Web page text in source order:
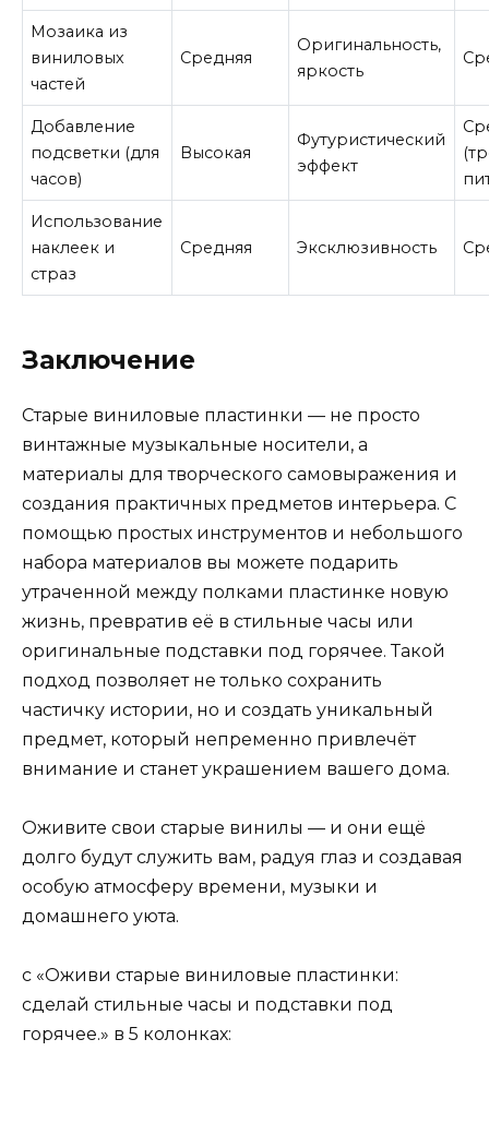
Мозаика из
виниловых
частей
Средняя
Оригинальность,
яркость
Добавление
подсветки (для
часов)
Высокая
Футуристический
эффект
Использование
наклеек и
страз
Средняя Эксклюзивность
Заключение
Старые виниловые пластинки — не просто
винтажные музыкальные носители, а
материалы для творческого самовыражения и
создания практичных предметов интерьера. С
помощью простых инструментов и небольшого
набора материалов вы можете подарить
утраченной между полками пластинке новую
жизнь, превратив её в стильные часы или
оригинальные подставки под горячее. Такой
подход позволяет не только сохранить
частичку истории, но и создать уникальный
предмет, который непременно привлечёт
внимание и станет украшением вашего дома.
Оживите свои старые винилы — и они ещё
долго будут служить вам, радуя глаз и создавая
особую атмосферу времени, музыки и
домашнего уюта.
с «Оживи старые виниловые пластинки:
сделай стильные часы и подставки под
горячее.» в 5 колонках: